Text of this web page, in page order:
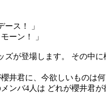
ース！ 」
ーン！ 」
ズが登場します。 その中
櫻井君に、今欲しいものは
ンバ4人は どれが櫻井君